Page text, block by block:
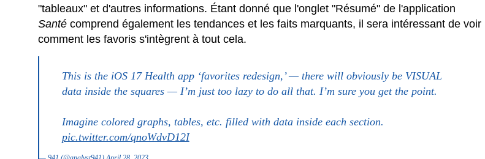
"tableaux" et d'autres informations. Étant donné que l'onglet "Résumé" de l'application
Santé comprend également les tendances et les faits marquants, il sera intéressant de voir
comment les favoris s'intègrent à tout cela.
This is the iOS 17 Health app ‘favorites redesign,’ — there will obviously be VISUAL
data inside the squares — I’m just too lazy to do all that. I’m sure you get the point.
Imagine colored graphs, tables, etc. filled with data inside each section.
pic.twitter.com/qnoWdvD12I